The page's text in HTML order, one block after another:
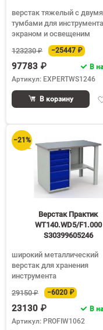
верстак тяжелый с двумя
тумбами для
экраном и освещеним
123230 ₽
−25447 ₽
97783 ₽
В
Артикул: EXPERTWS1246
В корзину
−21%
Верстак Практик
WT140.WD5/F1.000
S30399605246
широкий металлический
верстак для хранения
инструмента
29150 ₽
−6020 ₽
23130 ₽
В
Артикул: PROFIW1062